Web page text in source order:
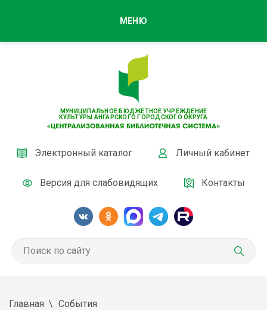
МУНИЦИПАЛЬНОЕ БЮДЖЕТНОЕ УЧРЕЖДЕНИЕ
КУЛЬТУРЫ АНГАРСКОГО ГОРОДСКОГО ОКРУГА
Электронный каталог Личный кабинет
Версия для слабовидящих Контакты
МЕНЮ
Главная События